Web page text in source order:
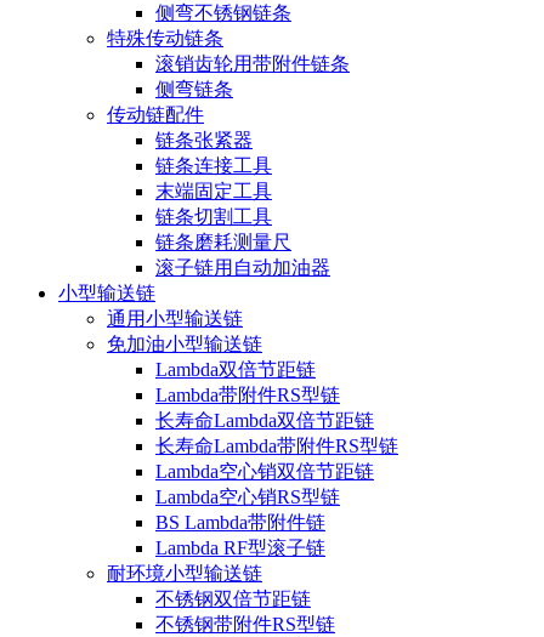
侧弯不锈钢链条
特殊传动链条
滚销齿轮用带附件链条
侧弯链条
传动链配件
链条张紧器
链条连接工具
末端固定工具
链条切割工具
链条磨耗测量尺
滚子链用自动加油器
小型输送链
通用小型输送链
免加油小型输送链
Lambda双倍节距链
Lambda带附件RS型链
长寿命Lambda双倍节距链
长寿命Lambda带附件RS型链
Lambda空心销双倍节距链
Lambda空心销RS型链
BS Lambda带附件链
Lambda RF型滚子链
耐环境小型输送链
不锈钢双倍节距链
不锈钢带附件RS型链